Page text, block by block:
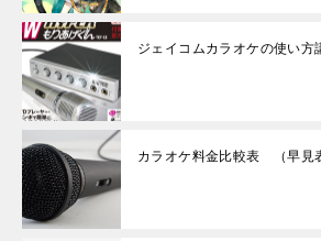
ジェイコムカラオケの使い方
カラオケ料金比較表 （早見